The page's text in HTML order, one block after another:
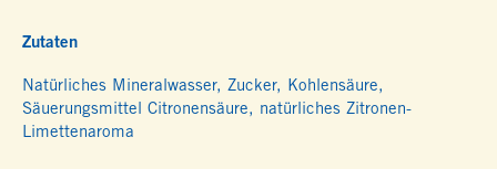
Zutaten
Natürliches Mineralwasser, Zucker, Kohlensäure,
Säuerungsmittel Citronensäure, natürliches Zitronen-
Limettenaroma